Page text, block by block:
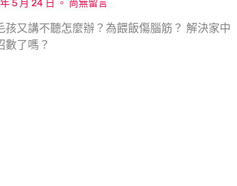
5 月 24 日 尚無留言
孩又講不聽怎麼辦？為餵飯傷腦筋？ 解決家中
數了嗎？